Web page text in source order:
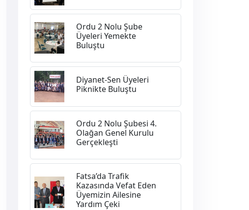
Ordu 2 Nolu Şube
Üyeleri Yemekte
Buluştu
Diyanet-Sen Üyeleri
Piknikte Buluştu
Ordu 2 Nolu Şubesi 4.
Olağan Genel Kurulu
Gerçekleşti
Fatsa’da Trafik
Kazasında Vefat Eden
Üyemizin Ailesine
Yardım Çeki